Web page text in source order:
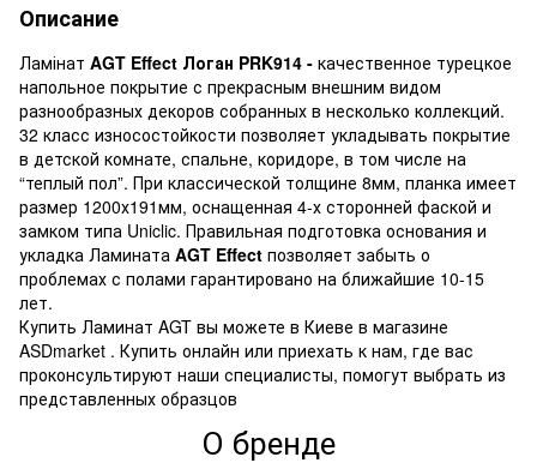
Описание
Ламінат AGT Effect Логан PRK914 - качественное турецкое
напольное покрытие с прекрасным внешним видом
разнообразных декоров собранных в несколько коллекций.
32 класс износостойкости позволяет укладывать покрытие
в детской комнате, спальне, коридоре, в том числе на
“теплый пол”. При классической толщине 8мм, планка имеет
размер 1200х191мм, оснащенная 4-х сторонней фаской и
замком типа Uniclic. Правильная подготовка основания и
укладка Ламината AGT Effect позволяет забыть о
проблемах с полами гарантировано на ближайшие 10-15
лет.
Купить Ламинат AGT вы можете в Киеве в магазине
ASDmarket . Купить онлайн или приехать к нам, где вас
проконсультируют наши специалисты, помогут выбрать из
представленных образцов
О бренде